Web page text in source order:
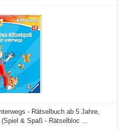
- Rätselbuch ab 5 Jahre,
& Spaß - Rätselbloc ...